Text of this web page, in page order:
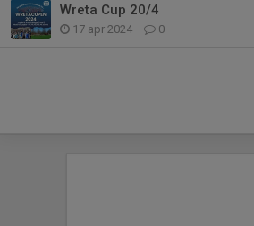
Wreta Cup 20/4
17 apr 2024 0